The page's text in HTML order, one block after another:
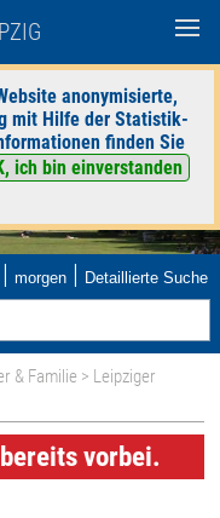
anonymisierte,
mit Hilfe der Statistik-
finden Sie
ich bin einverstanden
| morgen | Detaillierte Suche
& Familie > Leipziger
vorbei.